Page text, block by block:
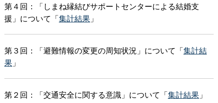
第４回：「しまね縁結びサポートセンターによる結婚支
援」について「集計結果」
第３回：「避難情報の変更の周知状況」について「集計結
果」
第２回：「交通安全に関する意識」について「集計結果」